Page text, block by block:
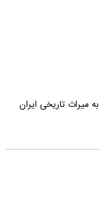
تاریخی ایران